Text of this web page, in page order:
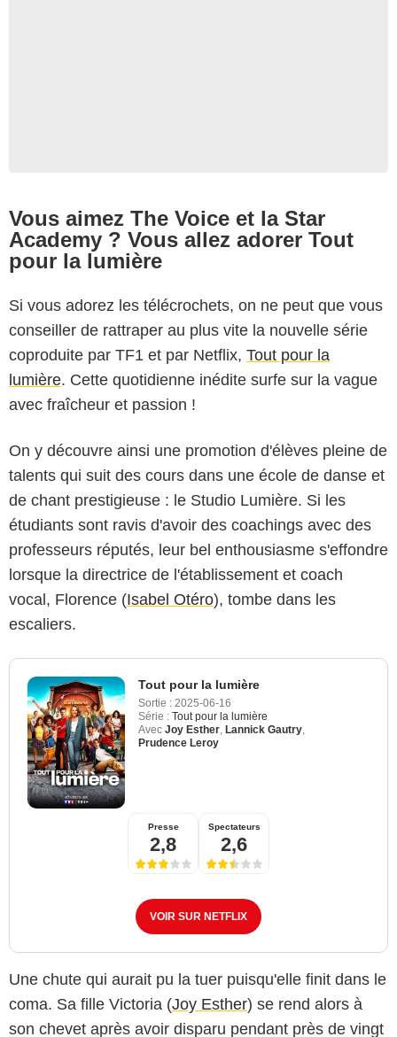
Vous aimez The Voice et la Star
Academy ? Vous allez adorer Tout
pour la lumière
Si vous adorez les télécrochets, on ne peut que vous
conseiller de rattraper au plus vite la nouvelle série
coproduite par TF1 et par Netflix, Tout pour la
lumière. Cette quotidienne inédite surfe sur la vague
avec fraîcheur et passion !
On y découvre ainsi une promotion d'élèves pleine de
talents qui suit des cours dans une école de danse et
de chant prestigieuse : le Studio Lumière. Si les
étudiants sont ravis d'avoir des coachings avec des
professeurs réputés, leur bel enthousiasme s'effondre
lorsque la directrice de l'établissement et coach
vocal, Florence (Isabel Otéro), tombe dans les
escaliers.
Tout pour la lumière
Sortie : 2025-06-16
Série : Tout pour la lumière
Avec Joy Esther Lannick Gautry
Prudence Leroy
Presse
2,8
Spectateurs
2,6
VOIR SUR NETFLIX
Une chute qui aurait pu la tuer puisqu'elle finit dans le
coma. Sa fille Victoria (Joy Esther) se rend alors à
son chevet après avoir disparu pendant près de vingt